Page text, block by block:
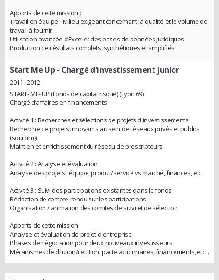
Apports de cette mission :
Travail en équipe - Milieu exigeant concernant la qualité et le volume de
travail à fournir.
Utilisation avancée d’Excel et des bases de données juridiques
Production de résultats complets, synthétiques et simplifiés.
Start Me Up - Chargé d'investissement junior
2011 - 2012
START- ME- UP (Fonds de capital risque) (Lyon 69)
Chargé d’affaires en financements
Activité 1 : Recherches et sélections de projets d'investissements
Recherche de projets innovants au sein de réseaux privés et publics
(sourcing)
Maintien et enrichissement du réseau de prescripteurs
Activité 2 : Analyse et évaluation
Analyse des projets : équipe, produit/service vs marché, finances, etc.
Activité 3 : Suivi des participations existantes dans le fonds
Rédaction de compte-rendu sur les participations
Organisation / animation des comités de suivi et de sélection
Apports de cette mission
Analyse et évaluation de projet d'entreprise
Phases de négociation pour deux nouveaux investisseurs
Mécanismes de dilution/relution, pacte actionnaires, financements, etc...